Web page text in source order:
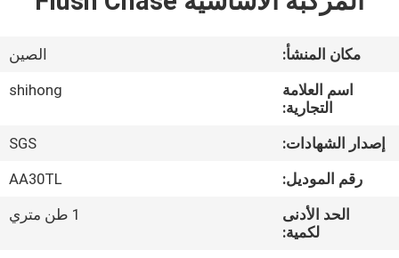
أشرطة
معلومات
مكان المنشأ:
الصين
اسم العلامة
التجارية:
shihong
إصدار الشهادات:
SGS
رقم الموديل:
AA30TL
الحد الأدنى
لكمية:
1 طن متري